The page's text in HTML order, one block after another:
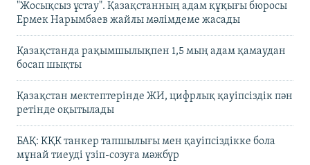
"Жосықсыз ұстау". Қазақстанның адам құқығы бюросы
Ермек Нарымбаев жайлы мәлімдеме жасады
Қазақстанда рақымшылықпен 1,5 мың адам қамаудан
босап шықты
Қазақстан мектептерінде ЖИ, цифрлық қауіпсіздік пән
ретінде оқытылады
БАҚ: КҚК танкер тапшылығы мен қауіпсіздікке бола
мұнай тиеуді үзіп-созуға мәжбүр